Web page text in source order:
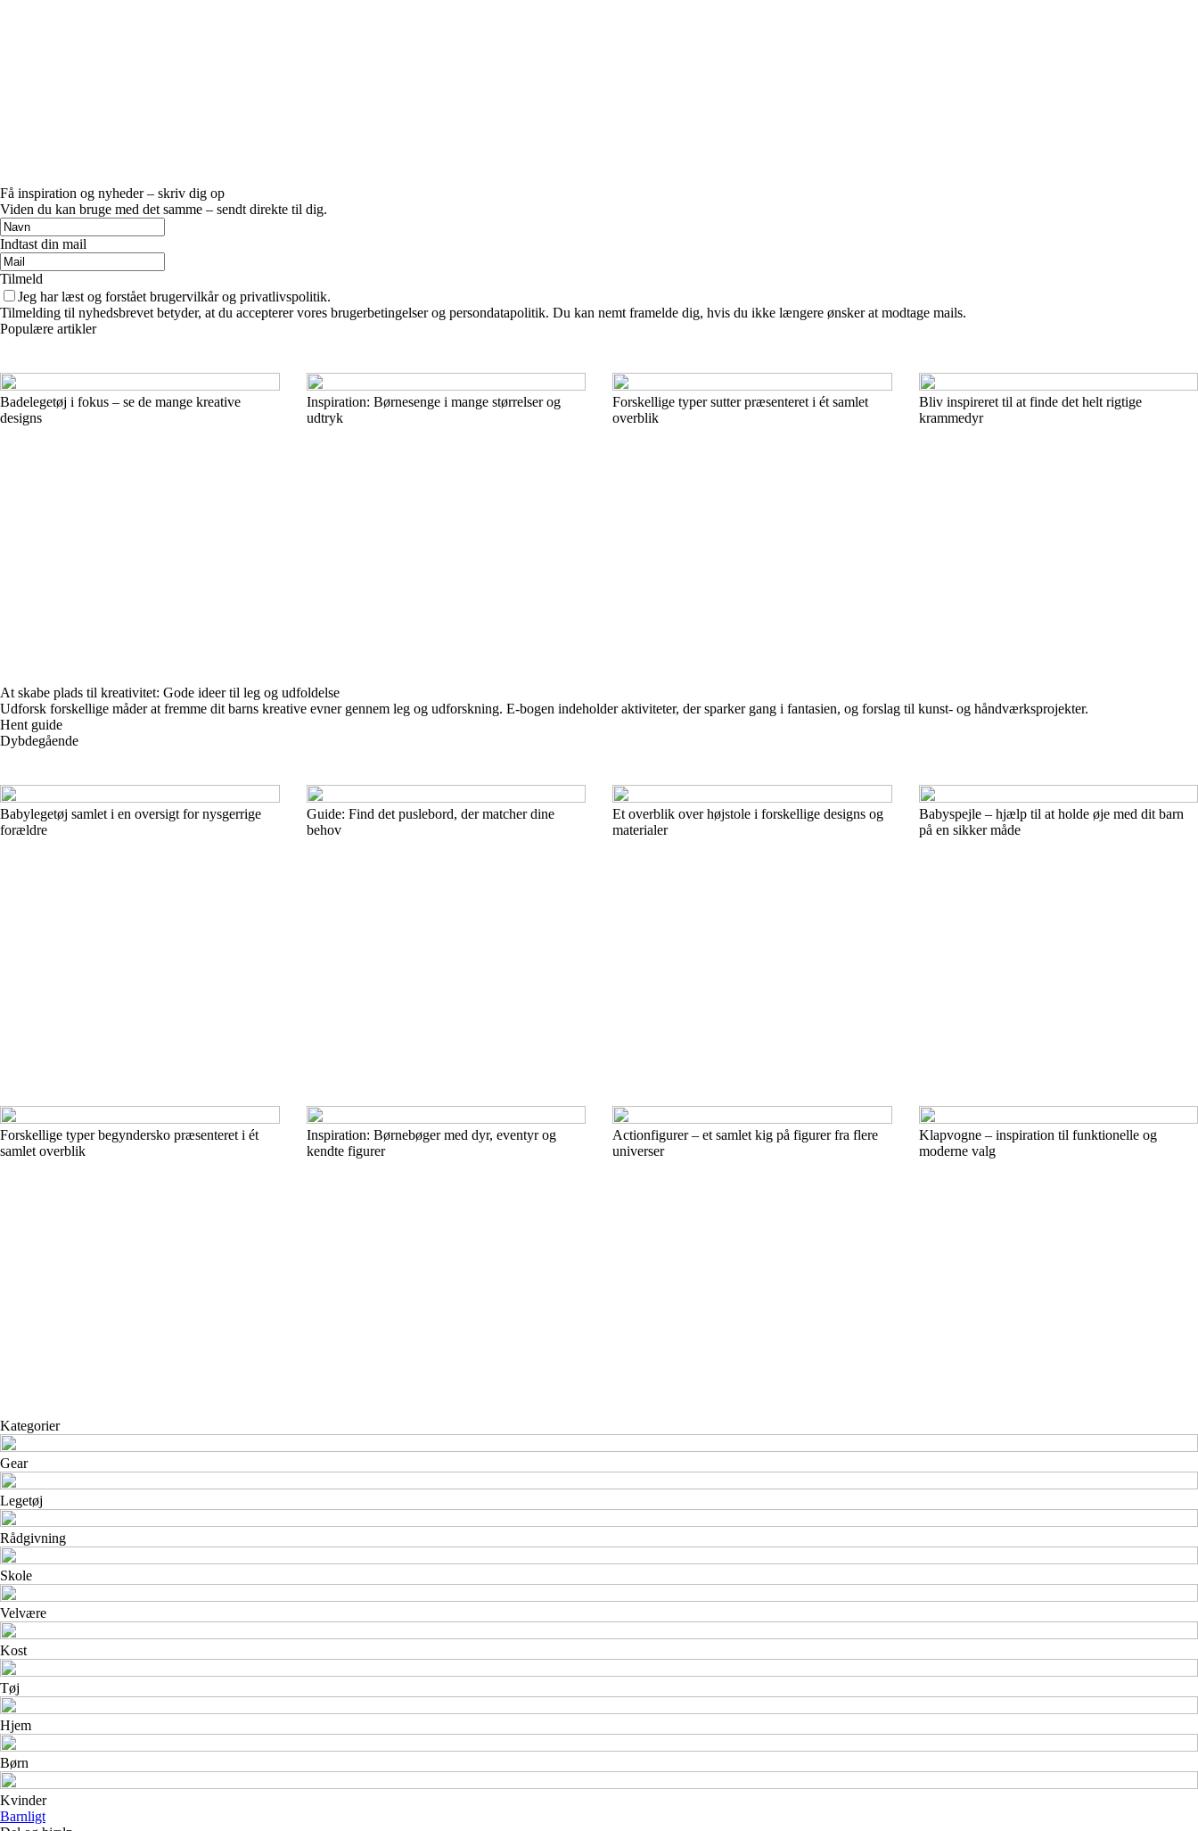
Få inspiration og nyheder – skriv dig op
Viden du kan bruge med det samme – sendt direkte til dig.
Indtast din mail
Tilmeld
Jeg har læst og forstået brugervilkår og privatlivspolitik.
Tilmelding til nyhedsbrevet betyder, at du accepterer vores brugerbetingelser og persondatapolitik. Du kan nemt framelde dig, hvis du ikke længere ønsker at modtage mails.
Populære artikler
Badelegetøj i fokus – se de mange kreative
designs
Inspiration: Børnesenge i mange størrelser og
udtryk
Forskellige typer sutter præsenteret i ét samlet
overblik
Bliv inspireret til at finde det helt rigtige
krammedyr
At skabe plads til kreativitet: Gode ideer til leg og udfoldelse
Udforsk forskellige måder at fremme dit barns kreative evner gennem leg og udforskning. E-bogen indeholder aktiviteter, der sparker gang i fantasien, og forslag til kunst- og håndværksprojekter.
Hent guide
Dybdegående
Babylegetøj samlet i en oversigt for nysgerrige
forældre
Guide: Find det puslebord, der matcher dine
behov
Et overblik over højstole i forskellige designs og
materialer
Babyspejle – hjælp til at holde øje med dit barn
på en sikker måde
Forskellige typer begyndersko præsenteret i ét
samlet overblik
Inspiration: Børnebøger med dyr, eventyr og
kendte figurer
Actionfigurer – et samlet kig på figurer fra flere
universer
Klapvogne – inspiration til funktionelle og
moderne valg
Kategorier
Gear
Legetøj
Rådgivning
Skole
Velvære
Kost
Tøj
Hjem
Børn
Kvinder
Barnligt